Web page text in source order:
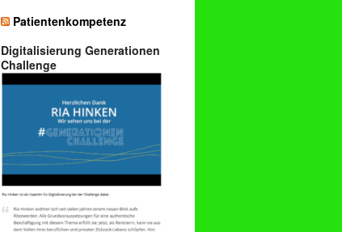
Patientenkompetenz
Digitalisierung Generationen
Challenge